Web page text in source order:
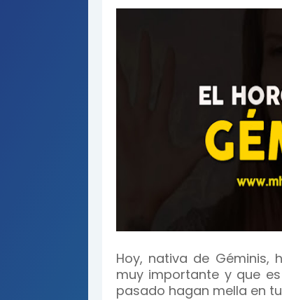
Hoy, nativa de
muy importante y que
pasado hagan mella en